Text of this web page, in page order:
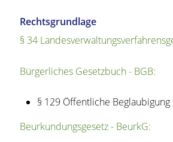
Rechtsgrundlage
§ 34
Bürgerliches Gesetzbuch - BGB:
§ 129 Öffentliche Beglaubigung
Beurkundungsgesetz - BeurkG: